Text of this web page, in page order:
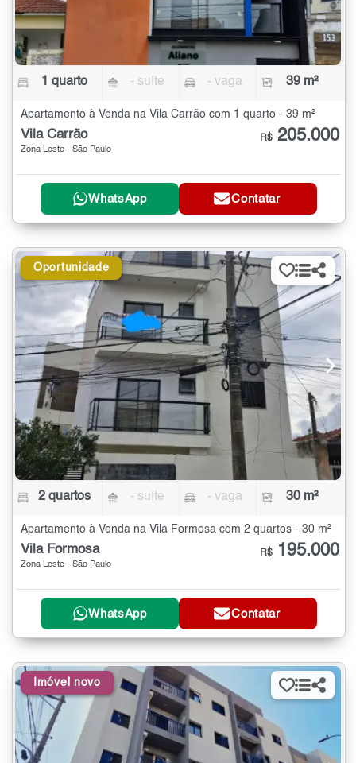
1 quarto - suíte - vaga 39 m²
Apartamento à Venda na Vila Carrão com 1 quarto - 39 m²
Vila Carrão
Zona Leste - São Paulo
R$ 205.000
WhatsApp Contatar
Oportunidade
2 quartos - suíte - vaga 30 m²
Apartamento à Venda na Vila Formosa com 2 quartos - 30 m²
Vila Formosa
Zona Leste - São Paulo
R$ 195.000
WhatsApp Contatar
Imóvel novo